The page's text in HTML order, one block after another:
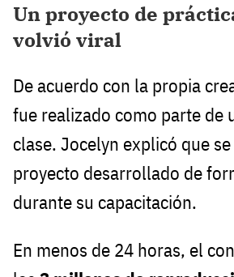
Un proyecto de
volvió viral
De acuerdo con la propia
fue realizado como parte de
clase. Jocelyn explicó que
proyecto desarrollado de
durante su capacitación.
En menos de 24 horas, el